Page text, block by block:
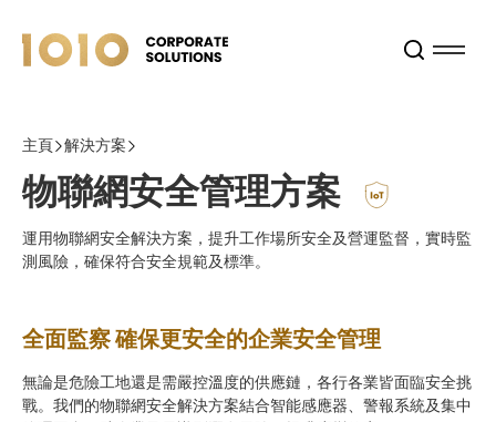
主頁 解決方案
物聯網安全管理方案
運用物聯網安全解決方案，提升工作場所安全及營運監督，實時監
測風險，確保符合安全規範及標準。
全面監察 確保更安全的企業安全管理
無論是危險工地還是需嚴控溫度的供應鏈，各行各業皆面臨安全挑
戰。我們的物聯網安全解決方案結合智能感應器、警報系統及集中